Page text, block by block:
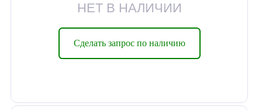
НЕТ В НАЛИЧИИ
Сделать запрос по наличию